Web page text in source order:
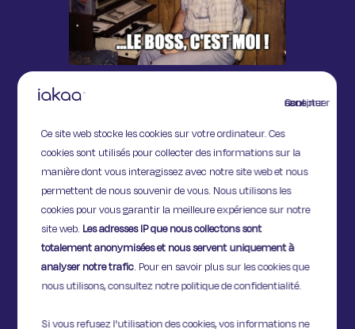
Continuer sans accepter
Ce site web stocke les cookies sur votre ordinateur. Ces
cookies sont utilisés pour collecter des informations sur la
manière dont vous interagissez avec notre site web et nous
permettent de nous souvenir de vous. Nous utilisons les
cookies pour vous garantir la meilleure expérience sur notre
site web. Les adresses IP que nous collectons sont
totalement anonymisées et nous servent uniquement à
analyser notre trafic. Pour en savoir plus sur les cookies que
nous utilisons, consultez notre politique de confidentialité.
Si vous refusez l'utilisation des cookies, vos informations ne
boutiques d’applications spécifiquement
conçues pour s’intégrer dans leur
environnement, à l’image des App Store et
Google Play.
Ces solutions sont indispensables aux
grandes entreprises pour faire collaborer
des équipes distantes. Elles permettent à
chacun de travailler dans des lieux
ayant accès aux mêmes données. Leur